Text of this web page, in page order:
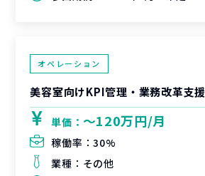
オペレーション
美容室向けKPI管理・業務改革支援
単価： 〜120万円/月
稼働率：30%
業種： その他